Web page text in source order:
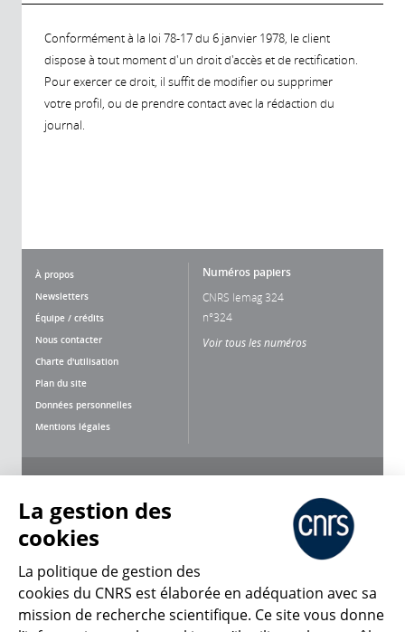
Conformément à la loi 78-17 du 6 janvier 1978, le client
dispose à tout moment d'un droit d'accès et de rectification.
Pour exercer ce droit, il suffit de modifier ou supprimer
votre profil, ou de prendre contact avec la rédaction du
journal.
À propos
Newsletters
Équipe / crédits
Nous contacter
Charte d'utilisation
Plan du site
Données personnelles
Mentions légales
Numéros papiers
CNRS lemag 324
n°324
Voir tous les numéros
CNRS Le Mag
La gestion des
cookies
La politique de gestion des
cookies du CNRS est élaborée en adéquation avec sa
mission de recherche scientifique. Ce site vous donne